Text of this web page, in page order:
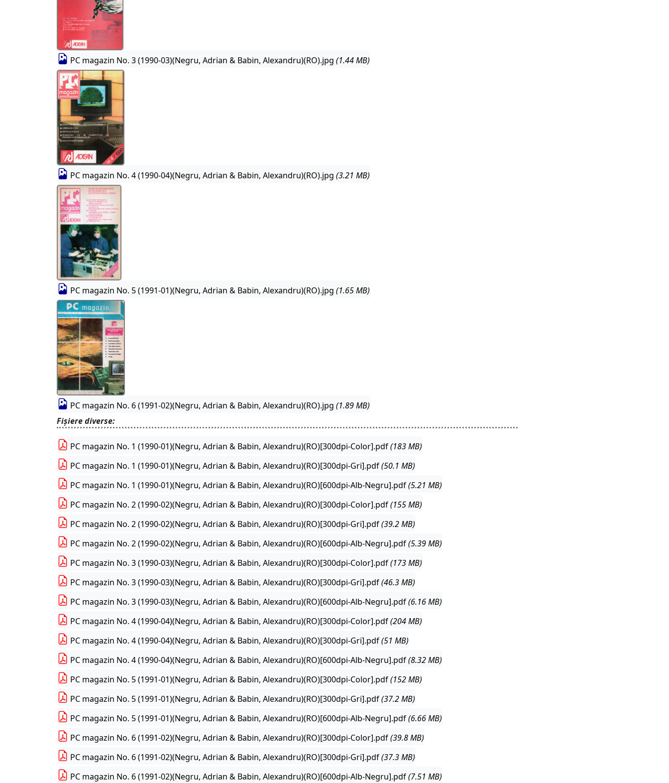
PC magazin No. 3 (1990-03)(Negru, Adrian & Babin, Alexandru)(RO).jpg (1.44 MB)
PC magazin No. 4 (1990-04)(Negru, Adrian & Babin, Alexandru)(RO).jpg (3.21 MB)
PC magazin No. 5 (1991-01)(Negru, Adrian & Babin, Alexandru)(RO).jpg (1.65 MB)
PC magazin No. 6 (1991-02)(Negru, Adrian & Babin, Alexandru)(RO).jpg (1.89 MB)
Fișiere diverse:
PC magazin No. 1 (1990-01)(Negru, Adrian & Babin, Alexandru)(RO)[300dpi-Color].pdf(183 MB)
PC magazin No. 1 (1990-01)(Negru, Adrian & Babin, Alexandru)(RO)[300dpi-Gri].pdf(50.1 MB)
PC magazin No. 1 (1990-01)(Negru, Adrian & Babin, Alexandru)(RO)[600dpi-Alb-Negru].pdf(5.21 MB)
PC magazin No. 2 (1990-02)(Negru, Adrian & Babin, Alexandru)(RO)[300dpi-Color].pdf(155 MB)
PC magazin No. 2 (1990-02)(Negru, Adrian & Babin, Alexandru)(RO)[300dpi-Gri].pdf(39.2 MB)
PC magazin No. 2 (1990-02)(Negru, Adrian & Babin, Alexandru)(RO)[600dpi-Alb-Negru].pdf(5.39 MB)
PC magazin No. 3 (1990-03)(Negru, Adrian & Babin, Alexandru)(RO)[300dpi-Color].pdf(173 MB)
PC magazin No. 3 (1990-03)(Negru, Adrian & Babin, Alexandru)(RO)[300dpi-Gri].pdf(46.3 MB)
PC magazin No. 3 (1990-03)(Negru, Adrian & Babin, Alexandru)(RO)[600dpi-Alb-Negru].pdf(6.16 MB)
PC magazin No. 4 (1990-04)(Negru, Adrian & Babin, Alexandru)(RO)[300dpi-Color].pdf(204 MB)
PC magazin No. 4 (1990-04)(Negru, Adrian & Babin, Alexandru)(RO)[300dpi-Gri].pdf(51 MB)
PC magazin No. 4 (1990-04)(Negru, Adrian & Babin, Alexandru)(RO)[600dpi-Alb-Negru].pdf(8.32 MB)
PC magazin No. 5 (1991-01)(Negru, Adrian & Babin, Alexandru)(RO)[300dpi-Color].pdf(152 MB)
PC magazin No. 5 (1991-01)(Negru, Adrian & Babin, Alexandru)(RO)[300dpi-Gri].pdf(37.2 MB)
PC magazin No. 5 (1991-01)(Negru, Adrian & Babin, Alexandru)(RO)[600dpi-Alb-Negru].pdf(6.66 MB)
PC magazin No. 6 (1991-02)(Negru, Adrian & Babin, Alexandru)(RO)[300dpi-Color].pdf(39.8 MB)
PC magazin No. 6 (1991-02)(Negru, Adrian & Babin, Alexandru)(RO)[300dpi-Gri].pdf(37.3 MB)
PC magazin No. 6 (1991-02)(Negru, Adrian & Babin, Alexandru)(RO)[600dpi-Alb-Negru].pdf(7.51 MB)